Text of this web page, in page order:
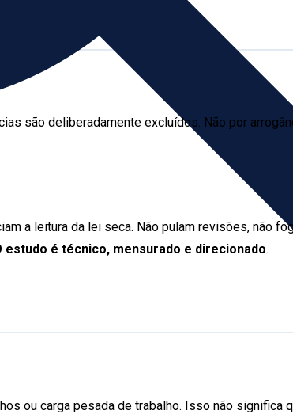
são deliberadamente excluídos. Não por
a leitura da lei seca. Não pulam revisões, não
estudo é técnico, mensurado e direcionado.
ou carga pesada de trabalho. Isso não